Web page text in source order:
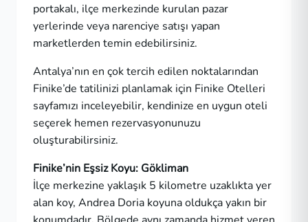
portakalı, ilçe merkezinde kurulan pazar
yerlerinde veya narenciye satışı yapan
marketlerden temin edebilirsiniz.
Antalya’nın en çok tercih edilen noktalarından
Finike’de tatilinizi planlamak için Finike Otelleri
sayfamızı inceleyebilir, kendinize en uygun oteli
seçerek hemen rezervasyonunuzu
oluşturabilirsiniz.
Finike’nin Eşsiz Koyu: Gökliman
İlçe merkezine yaklaşık 5 kilometre uzaklıkta yer
alan koy, Andrea Doria koyuna oldukça yakın bir